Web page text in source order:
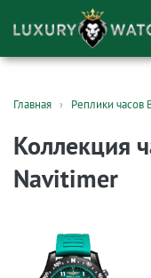
товаров
Главная Реплики часов
Коллекция
Navitimer